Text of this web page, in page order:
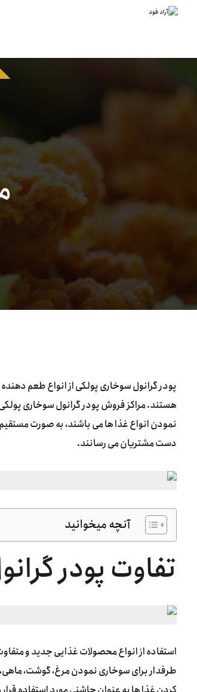
پودر گرانول سوخاری پولکی از انواع طعم
هستند. مراکز فروش پودر گرانول سوخاری
نمودن انواع غذا ها می باشند، به صورت
دست مشتریان می رسانند.
آنچه میخوانید
تفاوت پودر
استفاده از انواع محصولات غذایی جدید و
طرفدار برای سوخاری نمودن مرغ، گوشت،